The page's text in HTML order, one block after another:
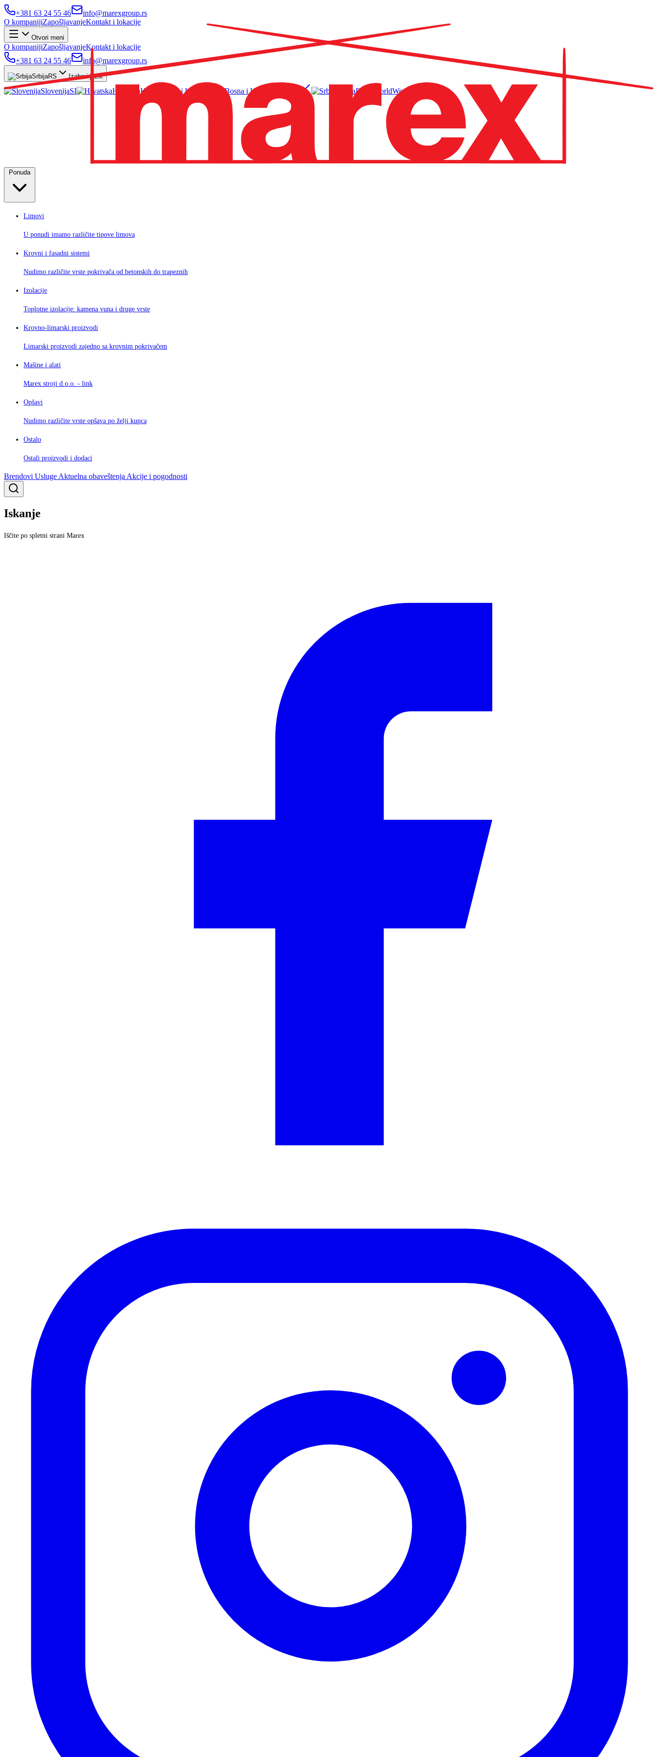
+381 63 24 55 46
info@marexgroup.rs
O kompanijiZapošljavanjeKontakt i lokacije
Otvori meni
O kompanijiZapošljavanjeKontakt i lokacije
+381 63 24 55 46
info@marexgroup.rs
SrbijaRS Izaberi jezik
SlovenijaSI HrvatskaHR Bosna i Hercegovina SrbijaRS World
Ponuda
Limovi
U ponudi imamo različite tipove limova
Krovni i fasadni sistemi
Nudimo različite vrste pokrivača od betonskih do trapeznih
Izolacije
Toplotne izolacije: kamena vuna i druge vrste
Krovno-limarski proizvodi
Limarski proizvodi zajedno sa krovnim pokrivačem
Mašine i alati
Marex stroji d.o.o. - link
Opšavi
Nudimo različite vrste opšava po želji kupca
Ostalo
Ostali proizvodi i dodaci
Brendovi Usluge Aktuelna obaveštenja Akcije i pogodnosti
Iskanje
Iščite po spletni strani Marex